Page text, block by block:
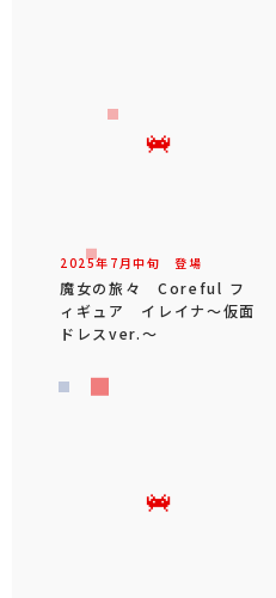
2025年 7 月中旬 登場
魔女の旅々 Coreful フ
ィギュア イレイナ～仮面
ドレスver.～